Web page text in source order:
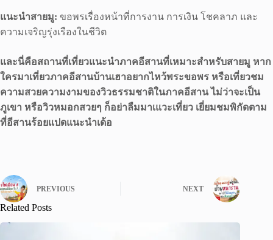
แนะนำสายมู: ขอพรเรื่องหน้าที่การงาน การเงิน โชคลาภ และ
ความเจริญรุ่งเรืองในชีวิต
และนี่คือสถานที่เที่ยวแนะนำภาคอีสานที่เหมาะสำหรับสายมู หาก
ใครมาเที่ยวภาคอีสานบ้านเฮาอยากไหว้พระขอพร หรือเที่ยวชม
ความสวยความงามของวิวธรรมชาติในภาคอีสาน ไม่ว่าจะเป็น
ภูเขา หรือวิวหมอกสวยๆ ก็อย่าลืมมาเแวะเที่ยว เยี่ยมชมพิกัดตาม
ที่อีสานร้อยแปดแนะนำเด้อ
PREVIOUS NEXT
Related Posts